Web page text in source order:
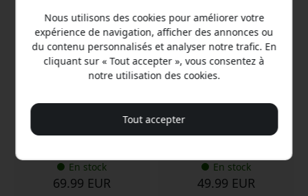
Deluxe support de charge
sans fil avec charge Qi2
15 W pour iPhone et
AirPods - Bleu glacier
Charge magnétique
appareils simultanément
En stock
69.99 EUR
coque rigide pour
MacBook Pro 14 pouces
avec système de
suspension et poignée en
cuir - Gris foncé
Protection rigide à coque
Textile déperlant
matelassé
Travail en toute sécurité
En stock
49.99 EUR
Nous utilisons des cookies pour améliorer votre
expérience de navigation, afficher des annonces ou
du contenu personnalisés et analyser notre trafic. En
cliquant sur « Tout accepter », vous consentez à
notre utilisation des cookies.
Tout accepter